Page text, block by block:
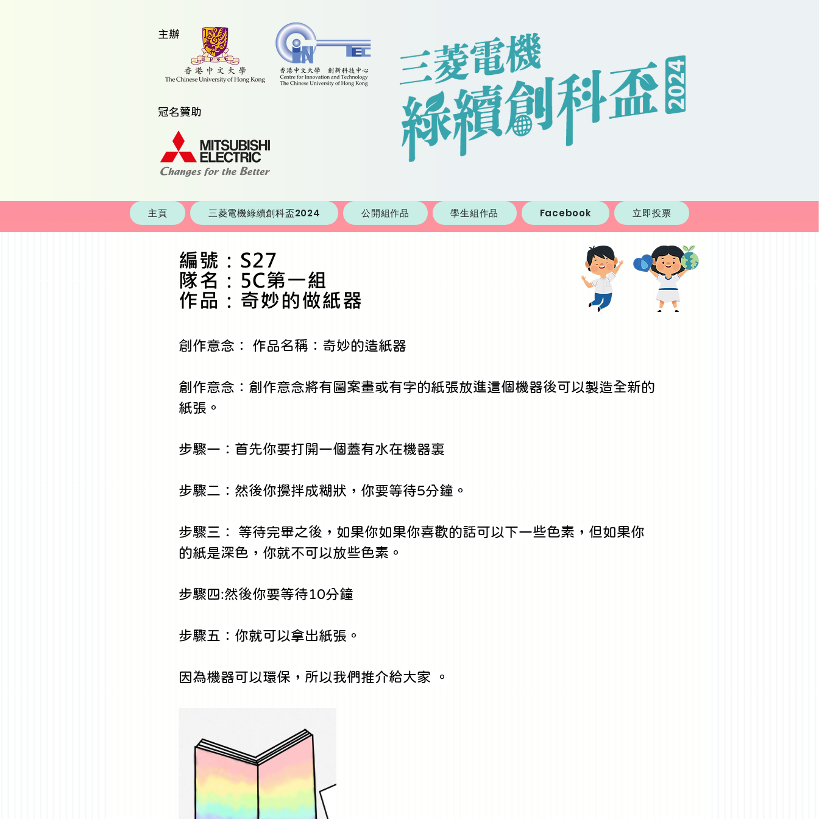
​主辦
​冠名贊助
主頁 三菱電機綠續創科盃2024 公開組作品 學生組作品 Facebook 立即投票
編號：S27
隊名：5C第一組
作品：奇妙的做紙器
創作意念： 作品名稱：奇妙的造紙器
創作意念：創作意念將有圖案畫或有字的紙張放進這個機器後可以製造全新的
紙張。
步驟一：首先你要打開一個蓋有水在機器裏
步驟二：然後你攪拌成糊狀，你要等待5分鐘。
步驟三： 等待完畢之後，如果你如果你喜歡的話可以下一些色素，但如果你
的紙是深色，你就不可以放些色素。
步驟四:然後你要等待10分鐘
步驟五：你就可以拿出紙張。
因為機器可以環保，所以我們推介給大家 。